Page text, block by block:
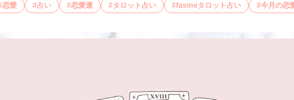
恋愛 占い 恋愛運 タロット占い fasmeタロット占い 今月の恋